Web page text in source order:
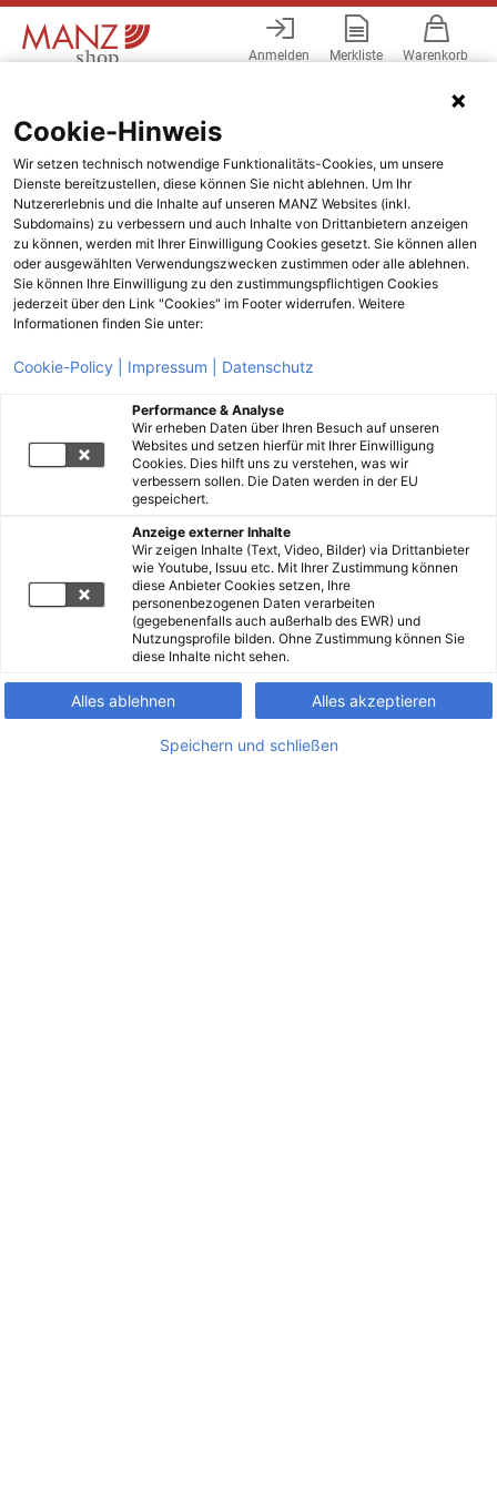
Anmelden Merkliste Warenkorb
Cookie-Hinweis
Wir setzen technisch notwendige Funktionalitäts-Cookies, um unsere
Dienste bereitzustellen, diese können Sie nicht ablehnen. Um Ihr
Nutzererlebnis und die Inhalte auf unseren MANZ Websites (inkl.
Subdomains) zu verbessern und auch Inhalte von Drittanbietern anzeigen
zu können, werden mit Ihrer Einwilligung Cookies gesetzt. Sie können allen
oder ausgewählten Verwendungszwecken zustimmen oder alle ablehnen.
Sie können Ihre Einwilligung zu den zustimmungspflichtigen Cookies
jederzeit über den Link "Cookies" im Footer widerrufen. Weitere
Informationen finden Sie unter:
Cookie-Policy | Impressum | Datenschutz
Performance & Analyse
Wir erheben Daten über Ihren Besuch auf unseren
Websites und setzen hierfür mit Ihrer Einwilligung
Cookies. Dies hilft uns zu verstehen, was wir
verbessern sollen. Die Daten werden in der EU
gespeichert.
Anzeige externer Inhalte
Wir zeigen Inhalte (Text, Video, Bilder) via Drittanbieter
wie Youtube, Issuu etc. Mit Ihrer Zustimmung können
diese Anbieter Cookies setzen, Ihre
personenbezogenen Daten verarbeiten
(gegebenenfalls auch außerhalb des EWR) und
Nutzungsprofile bilden. Ohne Zustimmung können Sie
diese Inhalte nicht sehen.
Alles ablehnen Alles akzeptieren
Speichern und schließen